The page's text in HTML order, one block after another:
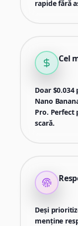
rapide fără
Cel
Doar
Nano
Pro.
scară.
Deși
menține